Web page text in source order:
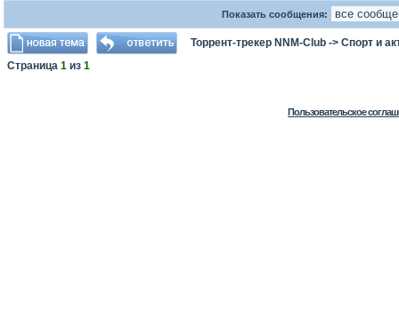
Показать сообщения:
Торрент-трекер NNM-Club -> Спорт и
Страница 1 из 1
Пользовательское